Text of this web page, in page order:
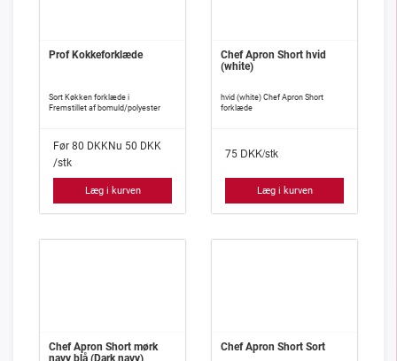
Prof Kokkeforklæde
Sort Køkken forklæde i
Fremstillet af bomuld/polyester
Før 80 DKKNu 50 DKK
/stk
Læg i kurven
Chef Apron Short hvid
(white)
hvid (white) Chef Apron Short
forklæde
75 DKK/stk
Læg i kurven
Chef Apron Short mørk
Chef Apron Short Sort